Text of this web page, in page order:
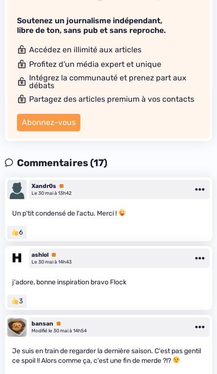
Soutenez un journalisme indépendant,
libre de ton, sans pub et sans reproche.
Accédez en illimité aux articles
Profitez d'un média expert et unique
Intégrez la communauté et prenez part aux
débats
Partagez des articles premium à vos contacts
Abonnez-vous
Commentaires (17)
Xandr0s Premium
Le 30 mai à 13h42
Un p'tit condensé de l'actu. Merci !
6
ashlol Premium
Le 30 mai à 14h43
j'adore, bonne inspiration bravo Flock
3
bansan
Premium
Modifié le 30 mai à 14h54
Je suis en train de regarder la dernière saison. C'est pas gentil
ce spoil !! Alors comme ça, c'est une fin de merde ?!?